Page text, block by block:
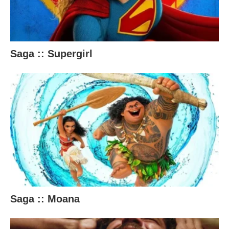
x
o
.
Saga :: Supergirl
Saga :: Moana